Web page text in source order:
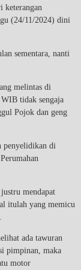
keterangan
(24/11/2024) dini
sementara, nanti
melintas di
tidak sengaja
Pojok dan geng
penyelidikan di
mendapat
itulah yang memicu
ada tawuran
pimpinan, maka
motor